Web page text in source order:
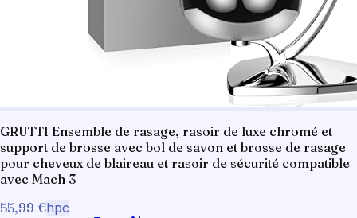
GRUTTI Ensemble de rasage, rasoir de luxe chromé et
support de brosse avec bol de savon et brosse de rasage
pour cheveux de blaireau et rasoir de sécurité compatible
avec Mach 3
55,99 €hpc